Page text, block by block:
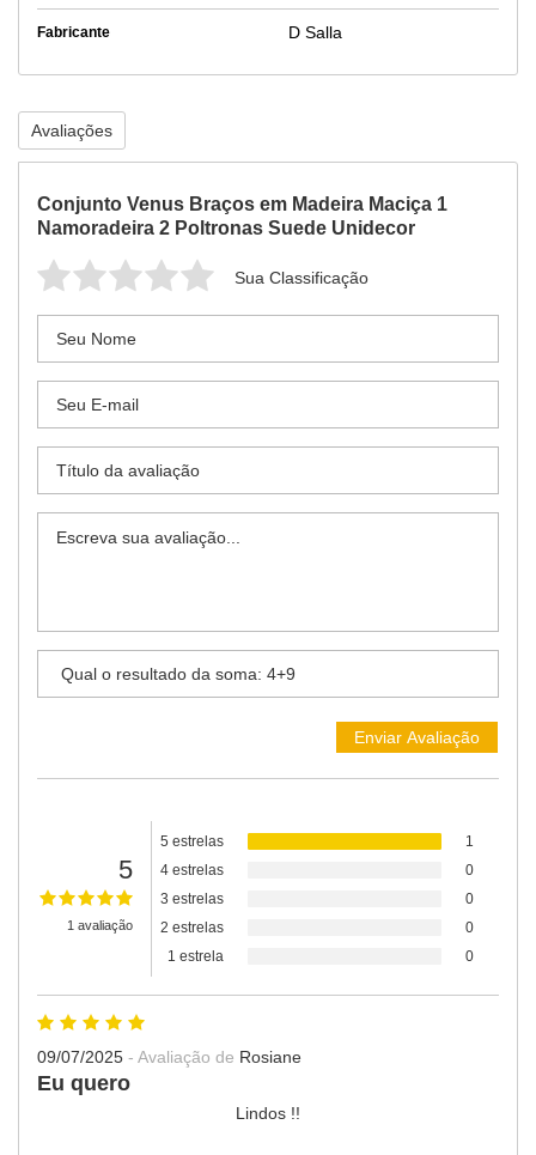
Fabricante D Salla
Avaliações
Conjunto Venus Braços em Madeira Maciça 1
Namoradeira 2 Poltronas Suede Unidecor
Sua Classificação
5
1 avaliação
5 estrelas
1
4 estrelas
0
3 estrelas
0
2 estrelas
0
1 estrela
0
09/07/2025 - Avaliação de Rosiane
Eu quero
Lindos !!